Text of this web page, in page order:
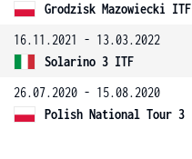
Grodzisk Mazowiecki ITF
16.11.2021 - 13.03.2022
Solarino 3 ITF
26.07.2020 - 15.08.2020
Polish National Tour 3